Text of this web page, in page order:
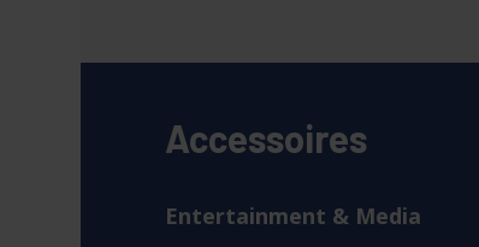
Accessoires
Entertainment & Media